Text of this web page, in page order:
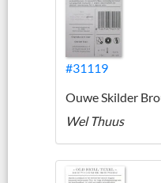
#31119
Ouwe Skilder
Wel Thuus